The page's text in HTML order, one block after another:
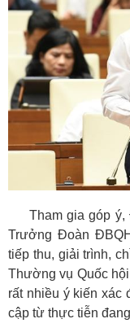
Tham gia góp
Trưởng Đoàn
tiếp thu, giải trình,
Thường vụ Quốc
rất nhiều ý kiến xác
cập từ thực tiễn